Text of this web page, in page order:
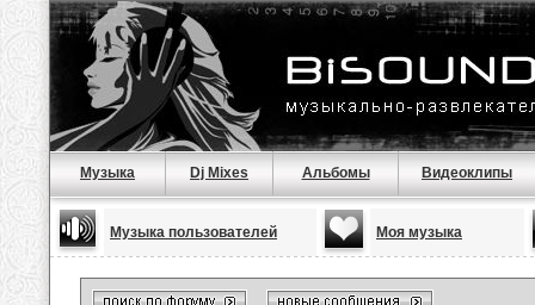
Музыка Dj Mixes Альбомы Видеоклипы
Музыка пользователей Моя музыка